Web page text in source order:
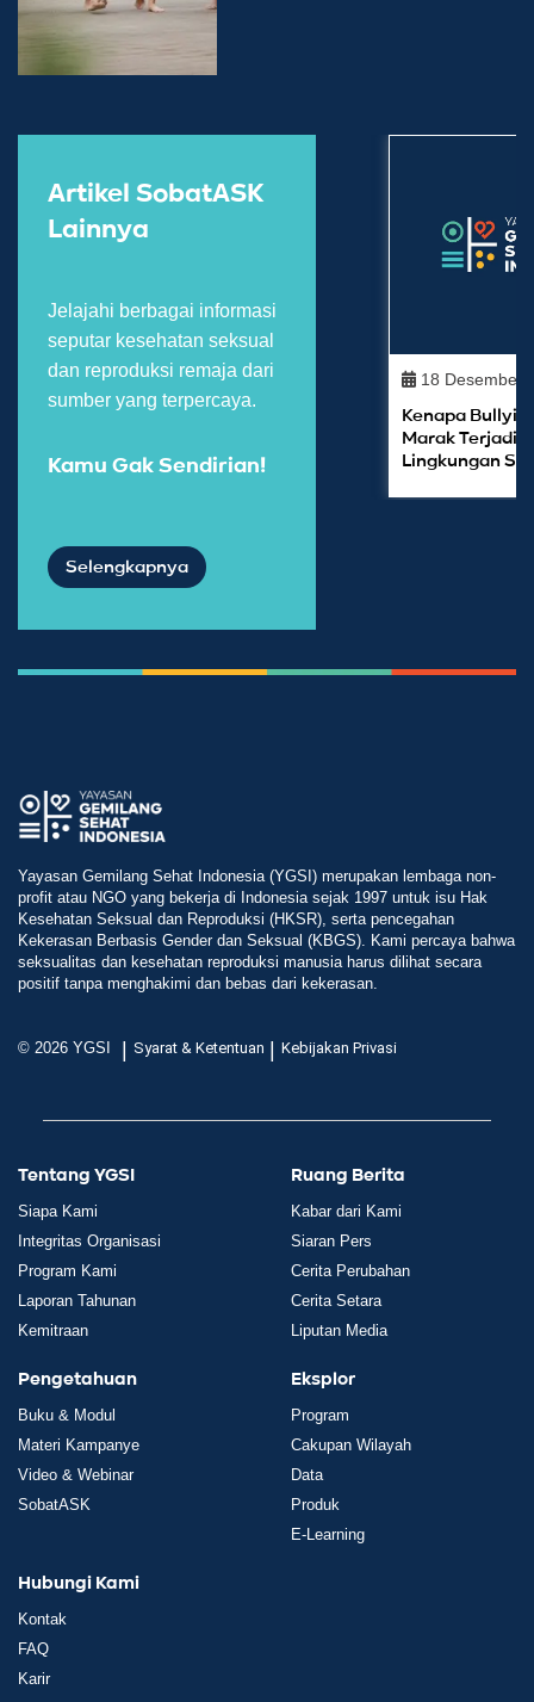
Artikel SobatASK
Lainnya
Jelajahi berbagai informasi
seputar kesehatan seksual
dan reproduksi remaja dari
sumber yang terpercaya.
Kamu Gak Sendirian!
Selengkapnya
18 Desember
Kenapa
Marak Terjadi
Lingkungan
Yayasan Gemilang Sehat Indonesia (YGSI) merupakan lembaga non-
profit atau NGO yang bekerja di Indonesia sejak 1997 untuk isu Hak
Kesehatan Seksual dan Reproduksi (HKSR), serta pencegahan
Kekerasan Berbasis Gender dan Seksual (KBGS). Kami percaya bahwa
seksualitas dan kesehatan reproduksi manusia harus dilihat secara
positif tanpa menghakimi dan bebas dari kekerasan.
© 2026 YGSI | Syarat & Ketentuan | Kebijakan Privasi
Tentang YGSI
Siapa Kami
Integritas Organisasi
Program Kami
Laporan Tahunan
Kemitraan
Ruang Berita
Kabar dari Kami
Siaran Pers
Cerita Perubahan
Cerita Setara
Liputan Media
Pengetahuan
Buku & Modul
Materi Kampanye
Video & Webinar
SobatASK
Eksplor
Program
Cakupan Wilayah
Data
Produk
E-Learning
Hubungi Kami
Kontak
FAQ
Karir